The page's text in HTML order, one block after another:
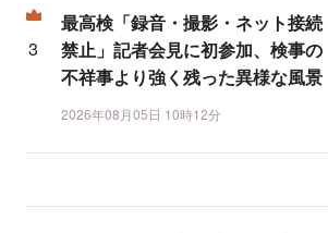
最高検「録音・撮影・ネット接続
禁止」記者会見に初参加、検事の
不祥事より強く残った異様な風景
2026年08月05日 10時12分